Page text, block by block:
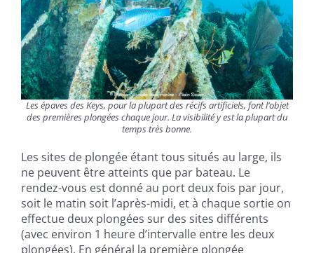
Les épaves des Keys, pour la plupart des récifs artificiels, font l’objet
des premières plongées chaque jour. La visibilité y est la plupart du
temps très bonne.
Les sites de plongée étant tous situés au large, ils
ne peuvent être atteints que par bateau. Le
rendez-vous est donné au port deux fois par jour,
soit le matin soit l’après-midi, et à chaque sortie on
effectue deux plongées sur des sites différents
(avec environ 1 heure d’intervalle entre les deux
plongées). En général la première plongée